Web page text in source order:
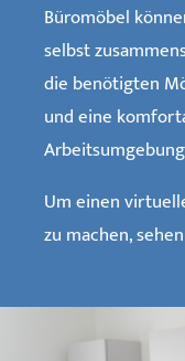
Büromöbel
selbst
die benötigten
und eine
Um einen
zu machen,